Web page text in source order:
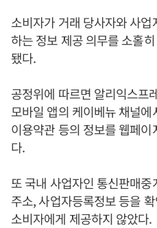
소비자가 거래 당사자와 사
하는 정보 제공 의무를 소홀
됐다.
공정위에 따르면 알리익스프
모바일 앱의 케이베뉴 채널
이용약관 등의 정보를 웹페
다.
또 국내 사업자인 통신판매
주소, 사업자등록정보 등을
소비자에게 제공하지 않았다.